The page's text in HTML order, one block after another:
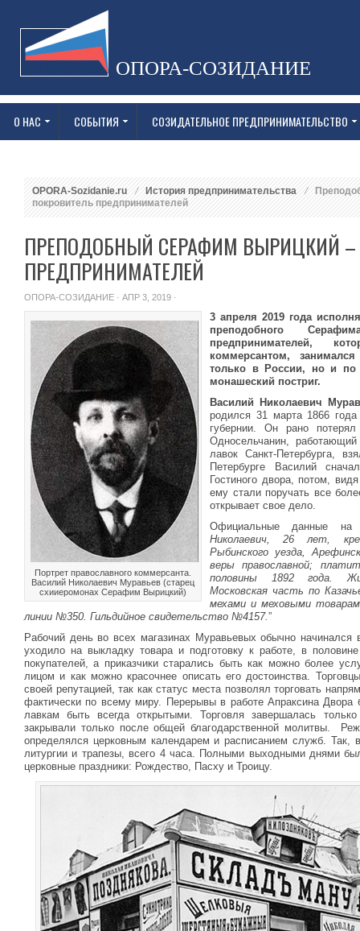
ОПОРА-СОЗИДАНИЕ
О НАС СОБЫТИЯ СОЗИДАТЕЛЬНОЕ ПРЕДПРИНИМАТЕЛЬСТВО
OPORA-Sozidanie.ru История предпринимательства
покровитель предпринимателей
ПРЕПОДОБНЫЙ СЕРАФИМ ВЫРИЦКИЙ –
ПРЕДПРИНИМАТЕЛЕЙ
ОПОРА-СОЗИДАНИЕ · АПР 3, 2019 ·
Портрет православного коммерсанта.
Василий Николаевич Муравьев (старец
схииеромонах Серафим Вырицкий)
3 апреля 2019 года
преподобного
предпринимателей,
коммерсантом,
только в России, но и по
монашеский постриг.
Василий Николаевич
родился 31 марта 1866
губернии. Он рано
Односельчанин,
лавок Санкт-Петербурга,
Петербурге Василий
Гостиного двора, потом,
ему стали поручать все
открывает свое дело.
Официальные данные
Николаевич, 26 лет,
Рыбинского уезда,
веры православной;
половины 1892 года.
Московская часть по
мехами и меховыми
линии №350. Гильдийное свидетельство №4157.”
Рабочий день во всех магазинах Муравьевых обычно
уходило на выкладку товара и подготовку к работе, в
покупателей, а приказчики старались быть как можно более
лицом и как можно красочнее описать его достоинства.
своей репутацией, так как статус места позволял торговать
фактически по всему миру. Перерывы в работе Апраксина Двора
лавкам быть всегда открытыми. Торговля завершалась
закрывали только после общей благодарственной молитвы.
определялся церковным календарем и расписанием служб. Так,
литургии и трапезы, всего 4 часа. Полными выходными днями
церковные праздники: Рождество, Пасху и Троицу.